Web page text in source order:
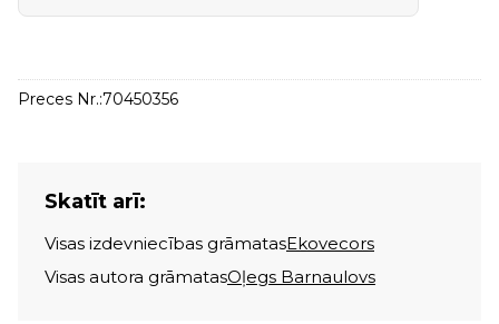
Preces Nr.:70450356
Skatīt arī:
Visas izdevniecības grāmatasEkovecors
Visas autora grāmatasOļegs Barnaulovs